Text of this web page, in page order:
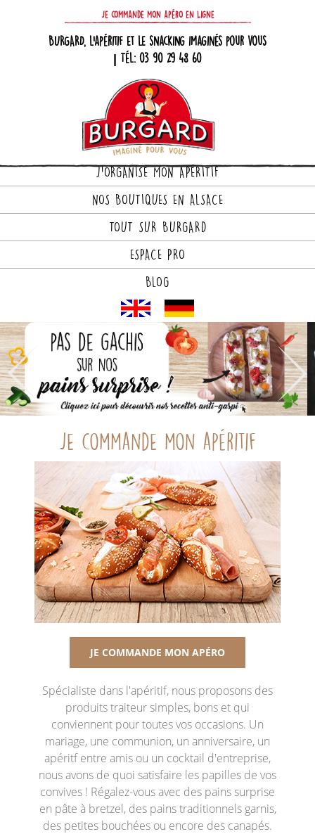
Je commande mon apéro en ligne
BURGARD, l'apéritif et le snacking imaginés pour vous
| Tél: 03 90 29 48 60
J'ORGANISE MON APÉRITIF
NOS BOUTIQUES EN ALSACE
TOUT SUR BURGARD
ESPACE PRO
BLOG
LE SPÉCIALISTE DES PRODUITS
TRAITEUR APÉRITIF ET
SNACKING DEPUIS 1935 !
Je commande mon apéritif
JE COMMANDE MON APÉRO
Spécialiste dans l'apéritif, nous proposons des
produits traiteur simples, bons et qui
conviennent pour toutes vos occasions. Un
mariage, une communion, un anniversaire, un
apéritf entre amis ou un cocktail d'entreprise,
nous avons de quoi satisfaire les papilles de vos
convives ! Régalez-vous avec des pains surprise
en pâte à bretzel, des pains traditionnels garnis,
des petites bouchées ou encore des canapés.